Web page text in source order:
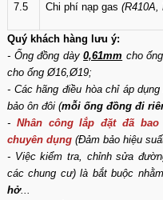
7.5 Chi phí nạp gas (R410A,
Quý khách hàng lưu ý:
- Ống đồng dày0,61mm cho
cho ống Ø16,Ø19;
- Các hãng điều hòa chỉ áp
bảo ôn đôi (mỗi ống đồng đi
- Nhân công lắp đặt đã bao
chuyên dụng (Đảm bảo hiệu
- Việc kiểm tra, chỉnh sửa
các chung cư) là bắt buộc
hở...